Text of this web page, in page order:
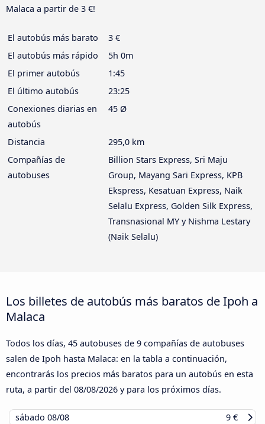
Malaca a partir de 3 €!
El autobús más barato
3 €
El autobús más rápido
5h 0m
El primer autobús
1:45
El último autobús
23:25
Conexiones diarias en
autobús
45 Ø
Distancia
295,0 km
Compañías de
autobuses
Billion Stars Express, Sri Maju
Group, Mayang Sari Express, KPB
Ekspress, Kesatuan Express, Naik
Selalu Express, Golden Silk Express,
Transnasional MY y Nishma Lestary
(Naik Selalu)
Los billetes de autobús más baratos de Ipoh a
Malaca
Todos los días, 45 autobuses de 9 compañías de autobuses
salen de Ipoh hasta Malaca: en la tabla a continuación,
encontrarás los precios más baratos para un autobús en esta
ruta, a partir del 08/08/2026 y para los próximos días.
sábado 08/08
9 €